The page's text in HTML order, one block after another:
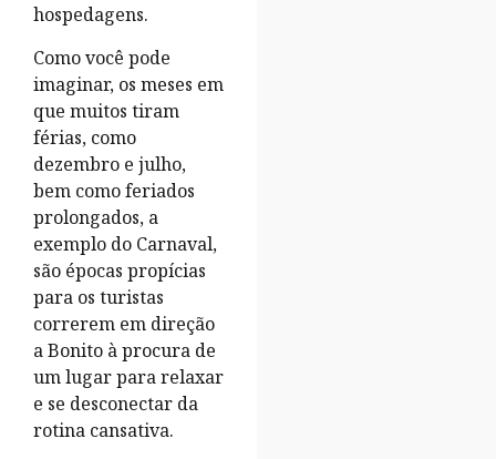
hospedagens.
Como você pode
imaginar, os meses em
que muitos tiram
férias, como
dezembro e julho,
bem como feriados
prolongados, a
exemplo do Carnaval,
são épocas propícias
para os turistas
correrem em direção
a Bonito à procura de
um lugar para relaxar
e se desconectar da
rotina cansativa.